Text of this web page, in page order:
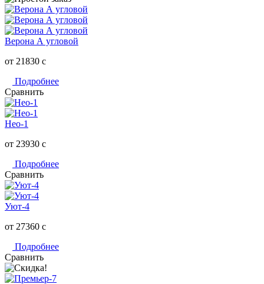
Верона А угловой
от 21830 c
Подробнее
Сравнить
Нео-1
от 23930 c
Подробнее
Сравнить
Уют-4
от 27360 c
Подробнее
Сравнить